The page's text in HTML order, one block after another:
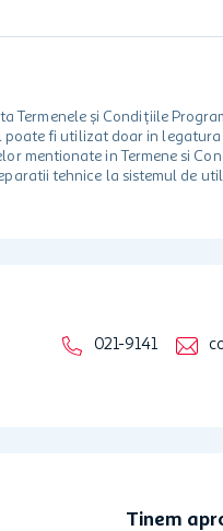
Termenele și Condițiile
fi utilizat doar in
mentionate in Termene si
tehnice la sistemul de
021-9141
Tinem